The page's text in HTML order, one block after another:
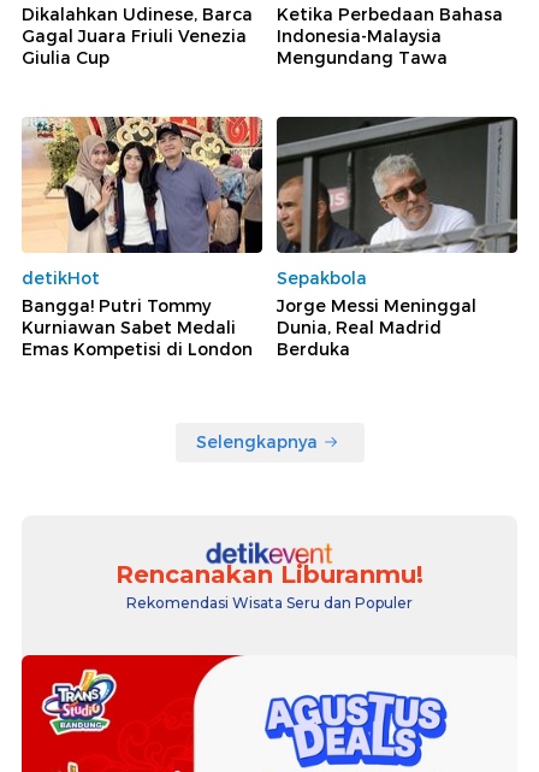
Dikalahkan Udinese, Barca
Gagal Juara Friuli Venezia
Giulia Cup
Ketika Perbedaan Bahasa
Indonesia-Malaysia
Mengundang Tawa
detikHot
Bangga! Putri Tommy
Kurniawan Sabet Medali
Emas Kompetisi di London
Sepakbola
Jorge Messi Meninggal
Dunia, Real Madrid
Berduka
Selengkapnya
Rencanakan Liburanmu!
Rekomendasi Wisata Seru dan Populer